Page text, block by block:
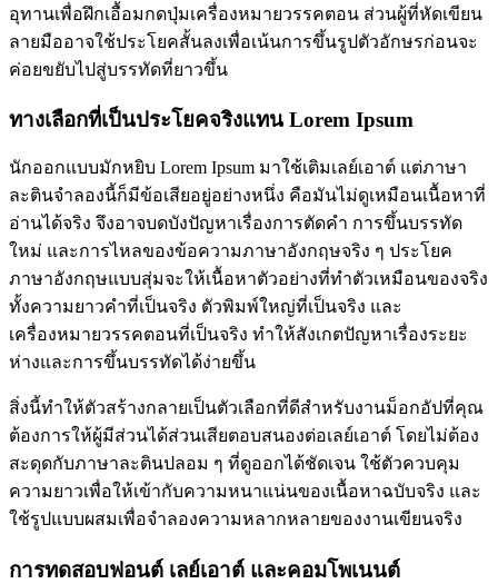
อุทานเพื่อฝึกเอื้อมกดปุ่มเครื่องหมายวรรคตอน ส่วนผู้ที่หัดเขียน
ลายมืออาจใช้ประโยคสั้นลงเพื่อเน้นการขึ้นรูปตัวอักษรก่อนจะ
ค่อยขยับไปสู่บรรทัดที่ยาวขึ้น
ทางเลือกที่เป็นประโยคจริงแทน Lorem Ipsum
นักออกแบบมักหยิบ Lorem Ipsum มาใช้เติมเลย์เอาต์ แต่ภาษา
ละตินจำลองนี้ก็มีข้อเสียอยู่อย่างหนึ่ง คือมันไม่ดูเหมือนเนื้อหาที่
อ่านได้จริง จึงอาจบดบังปัญหาเรื่องการตัดคำ การขึ้นบรรทัด
ใหม่ และการไหลของข้อความภาษาอังกฤษจริง ๆ ประโยค
ภาษาอังกฤษแบบสุ่มจะให้เนื้อหาตัวอย่างที่ทำตัวเหมือนของจริง
ทั้งความยาวคำที่เป็นจริง ตัวพิมพ์ใหญ่ที่เป็นจริง และ
เครื่องหมายวรรคตอนที่เป็นจริง ทำให้สังเกตปัญหาเรื่องระยะ
ห่างและการขึ้นบรรทัดได้ง่ายขึ้น
สิ่งนี้ทำให้ตัวสร้างกลายเป็นตัวเลือกที่ดีสำหรับงานม็อกอัปที่คุณ
ต้องการให้ผู้มีส่วนได้ส่วนเสียตอบสนองต่อเลย์เอาต์ โดยไม่ต้อง
สะดุดกับภาษาละตินปลอม ๆ ที่ดูออกได้ชัดเจน ใช้ตัวควบคุม
ความยาวเพื่อให้เข้ากับความหนาแน่นของเนื้อหาฉบับจริง และ
ใช้รูปแบบผสมเพื่อจำลองความหลากหลายของงานเขียนจริง
การทดสอบฟอนต์ เลย์เอาต์ และคอมโพเนนต์